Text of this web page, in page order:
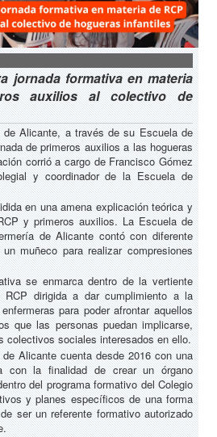
jornada formativa en materia
auxilios al colectivo de
de Alicante, a través de su Escuela de
de primeros auxilios a las hogueras
corrió a cargo de Francisco Gómez
y coordinador de la Escuela de
en una amena explicación teórica y
y primeros auxilios. La Escuela de
de Alicante contó con diferente
muñeco para realizar compresiones
se enmarca dentro de la vertiente
dirigida a dar cumplimiento a la
para poder afrontar aquellos
que las personas puedan implicarse,
colectivos sociales interesados en ello.
Alicante cuenta desde 2016 con una
con la finalidad de crear un órgano
del programa formativo del Colegio
y planes específicos de una forma
ser un referente formativo autorizado